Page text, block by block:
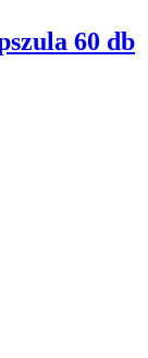
60 db